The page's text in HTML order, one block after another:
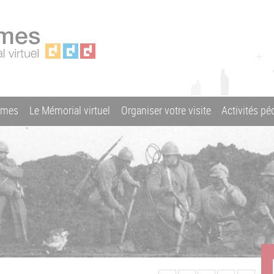
Le Mémorial virtuel Organiser votre visite Activités